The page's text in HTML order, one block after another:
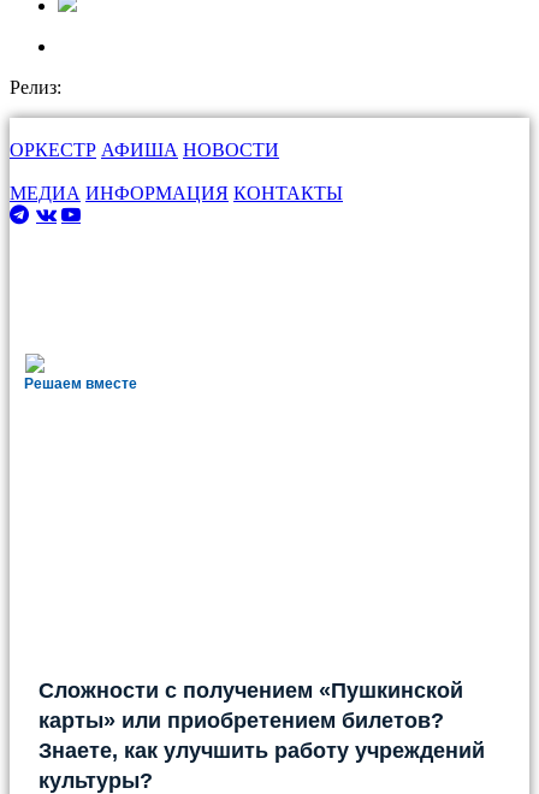
Релиз:
ОРКЕСТР АФИША НОВОСТИ
МЕДИА ИНФОРМАЦИЯ КОНТАКТЫ
Решаем вместе
Сложности с получением «Пушкинской
карты» или приобретением билетов?
Знаете, как улучшить работу учреждений
культуры?